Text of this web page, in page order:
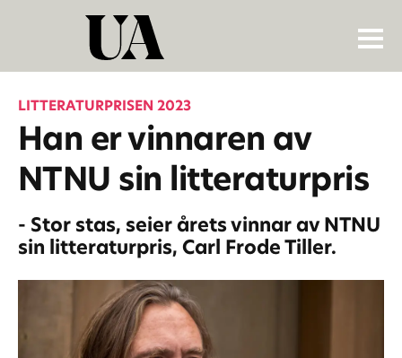
LITTERATURPRISEN 2023
Han er vinnaren av
NTNU sin litteraturpris
- Stor stas, seier årets vinnar av NTNU
sin litteraturpris, Carl Frode Tiller.